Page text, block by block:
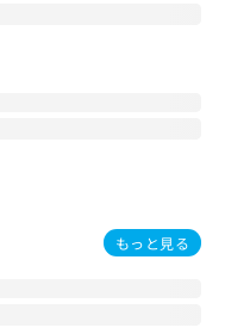
もっと見る